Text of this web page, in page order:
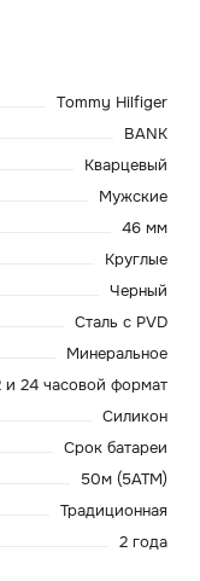
Tommy Hilfiger
BANK
Кварцевый
Мужские
46 мм
Круглые
Черный
Сталь с PVD
Минеральное
и 24 часовой формат
Силикон
Срок батареи
50м (5ATM)
Традиционная
2 года